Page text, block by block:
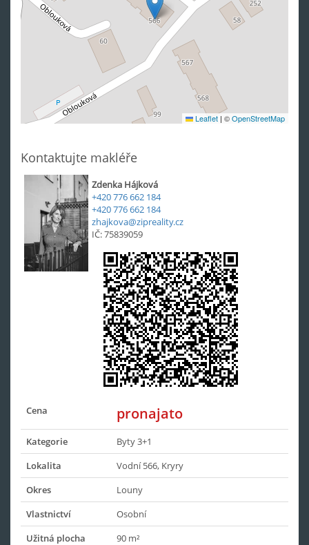
Leaflet | ©OpenStreetMap
Kontaktujte makléře
Zdenka Hájková
+420 776 662 184
+420 776 662 184
zhajkova@zipreality.cz
IČ: 75839059
Cena pronajato
Kategorie
Byty 3+1
Lokalita
Vodní 566, Kryry
Okres
Louny
Vlastnictví
Osobní
Užitná plocha
90 m²